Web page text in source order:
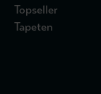
Topseller
Tapeten